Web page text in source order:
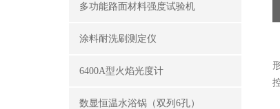
多功能路面材料强度试验机
涂料耐洗刷测定仪
6400A型火焰光度计
数显恒温水浴锅（双列6孔）